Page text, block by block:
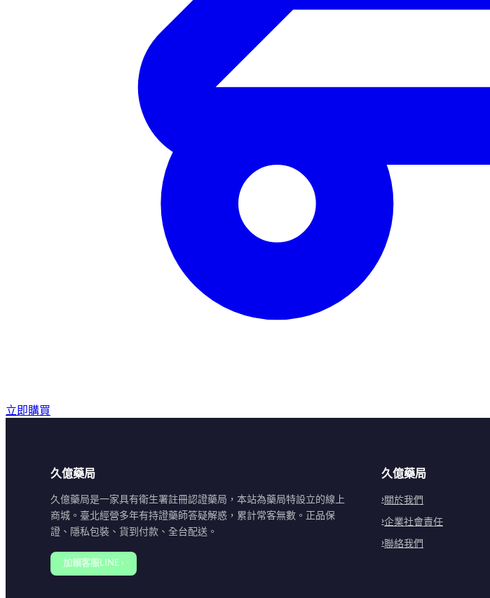
立即購買
久億藥局
久億藥局是一家具有衛生署註冊認證藥局，本站為藥局特設立的線上
商城。臺北經營多年有持證藥師答疑解惑，累計常客無數。正品保
證、隱私包裝、貨到付款、全台配送。
加賴客服LINE ›
久億藥局
關於我們
企業社會責任
聯絡我們